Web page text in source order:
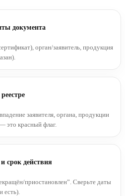
документа
орган/заявитель, продукция
заявителя, органа, продукции
это красный флаг.
срок действия
приостановлен”. Сверьте даты
есть).